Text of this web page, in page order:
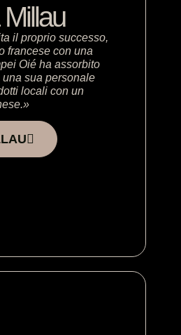
il proprio successo,
francese con una
Oié ha assorbito
una sua personale
locali con un